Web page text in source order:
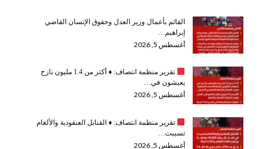
القائم بأعمال وزير العدل وحقوق الإنسان القاضي
إبراهيم…
أغسطس 5, 2026
تقرير منظمة انتصاف: ♦️
أكثر من 1.4 مليون نازح
يعيشون في…
أغسطس 5, 2026
تقرير منظمة انتصاف: ♦️القنابل العنقودية والألغام
تسببت…
أغسطس 5, 2026